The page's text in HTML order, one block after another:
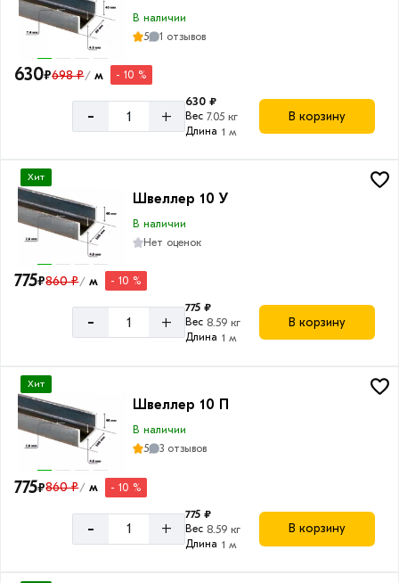
П
У
22
П
24
24
30
П
40
В наличии
5
1 отзывов
630₽698 ₽/ м - 10 %
- +
630 ₽
Вес 7.05 кг
Длина 1 м
В корзину
Хит
Швеллер 10 У
В наличии
Нет оценок
775₽860 ₽/ м - 10 %
- +
775 ₽
Вес 8.59 кг
Длина 1 м
В корзину
Хит
Швеллер 10 П
В наличии
5
3 отзывов
775₽860 ₽/ м - 10 %
- +
775 ₽
Вес 8.59 кг
Длина 1 м
В корзину